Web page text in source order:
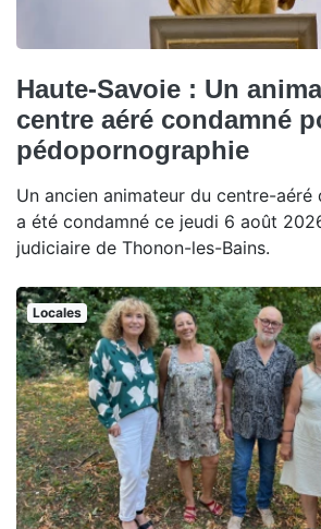
Haute-Savoie : Un
centre aéré condamné
pédopornographie
Un ancien animateur du centre-aéré
a été condamné ce jeudi 6 août
judiciaire de Thonon-les-Bains.
Locales